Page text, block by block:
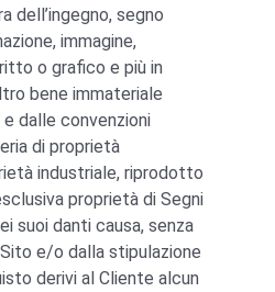
dell’ingegno, segno
immagine,
o grafico e più in
bene immateriale
dalle convenzioni
di proprietà
industriale, riprodotto
proprietà di Segni
suoi danti causa, senza
e/o dalla stipulazione
derivi al Cliente alcun